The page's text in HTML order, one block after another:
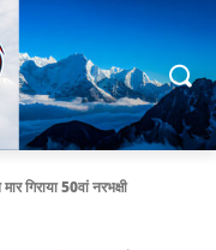
गिराया 50वां नरभक्षी